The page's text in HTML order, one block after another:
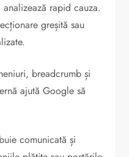
rapid cauza.
greșită sau
breadcrumb și
ajută Google să
comunicată și